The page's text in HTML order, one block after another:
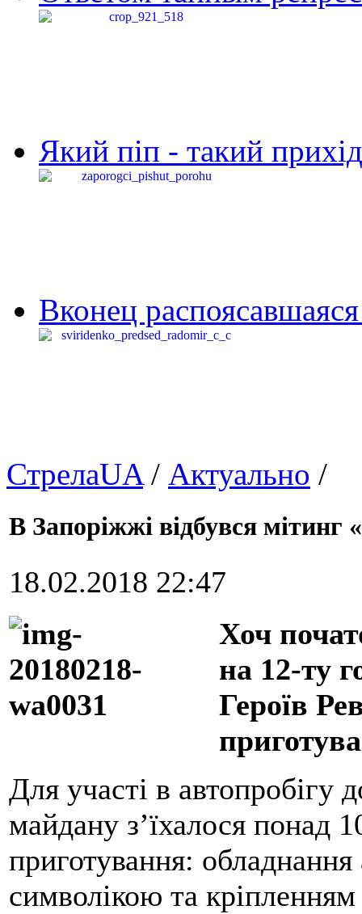
Який піп - такий
Вконец
СтрелаUA/ Актуально /
В Запоріжжі відбувся мітинг
18.02.2018 22:47
Хоч
на 12-ту
Героїв
Для участі в автопробігу
майдану з’їхалося понад
приготування: обладнання
символікою та